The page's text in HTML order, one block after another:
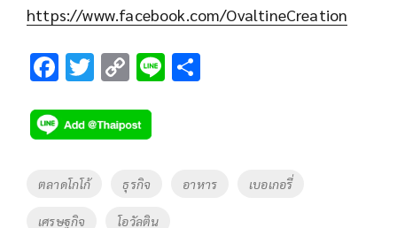
https://www.facebook.com/OvaltineCreation
F
e
b
o
o
T
tt
er
C
p
y
Li
n
Li
Tags
ตลาดโกโก้ ธุรกิจ อาหาร เบอเกอรี่
เศรษฐกิจ โอวัลติน